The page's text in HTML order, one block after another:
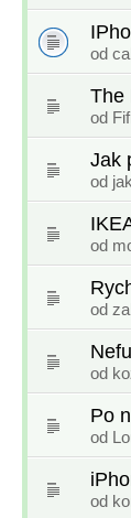
od
The
od
Jak
od
od
od
od
Po
od
od